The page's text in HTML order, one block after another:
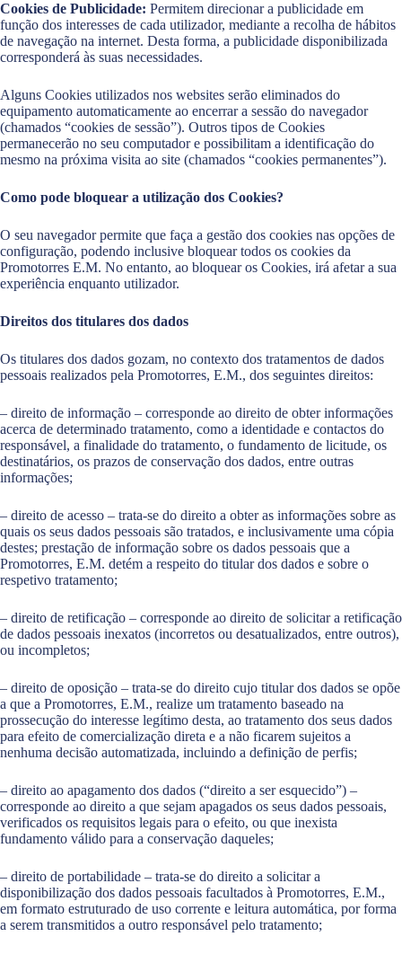
Cookies de Publicidade: Permitem direcionar a publicidade em
função dos interesses de cada utilizador, mediante a recolha de hábitos
de navegação na internet. Desta forma, a publicidade disponibilizada
corresponderá às suas necessidades.
Alguns Cookies utilizados nos websites serão eliminados do
equipamento automaticamente ao encerrar a sessão do navegador
(chamados “cookies de sessão”). Outros tipos de Cookies
permanecerão no seu computador e possibilitam a identificação do
mesmo na próxima visita ao site (chamados “cookies permanentes”).
Como pode bloquear a utilização dos Cookies?
O seu navegador permite que faça a gestão dos cookies nas opções de
configuração, podendo inclusive bloquear todos os cookies da
Promotorres E.M. No entanto, ao bloquear os Cookies, irá afetar a sua
experiência enquanto utilizador.
Direitos dos titulares dos dados
Os titulares dos dados gozam, no contexto dos tratamentos de dados
pessoais realizados pela Promotorres, E.M., dos seguintes direitos:
– direito de informação – corresponde ao direito de obter informações
acerca de determinado tratamento, como a identidade e contactos do
responsável, a finalidade do tratamento, o fundamento de licitude, os
destinatários, os prazos de conservação dos dados, entre outras
informações;
– direito de acesso – trata-se do direito a obter as informações sobre as
quais os seus dados pessoais são tratados, e inclusivamente uma cópia
destes; prestação de informação sobre os dados pessoais que a
Promotorres, E.M. detém a respeito do titular dos dados e sobre o
respetivo tratamento;
– direito de retificação – corresponde ao direito de solicitar a retificação
de dados pessoais inexatos (incorretos ou desatualizados, entre outros),
ou incompletos;
– direito de oposição – trata-se do direito cujo titular dos dados se opõe
a que a Promotorres, E.M., realize um tratamento baseado na
prossecução do interesse legítimo desta, ao tratamento dos seus dados
para efeito de comercialização direta e a não ficarem sujeitos a
nenhuma decisão automatizada, incluindo a definição de perfis;
– direito ao apagamento dos dados (“direito a ser esquecido”) –
corresponde ao direito a que sejam apagados os seus dados pessoais,
verificados os requisitos legais para o efeito, ou que inexista
fundamento válido para a conservação daqueles;
– direito de portabilidade – trata-se do direito a solicitar a
disponibilização dos dados pessoais facultados à Promotorres, E.M.,
em formato estruturado de uso corrente e leitura automática, por forma
a serem transmitidos a outro responsável pelo tratamento;